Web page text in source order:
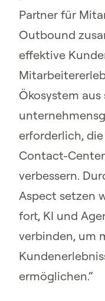
Partner für
Outbound
effektive
Ökosystem aus
erforderlich,
Contact-
verbessern.
Aspect setzen
fort, KI und
verbinden, um
ermöglichen.“